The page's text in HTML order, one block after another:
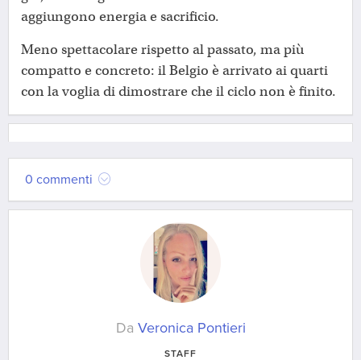
aggiungono energia e sacrificio.
Meno spettacolare rispetto al passato, ma più
compatto e concreto: il Belgio è arrivato ai quarti
con la voglia di dimostrare che il ciclo non è finito.
0 commenti
Da Veronica Pontieri
STAFF